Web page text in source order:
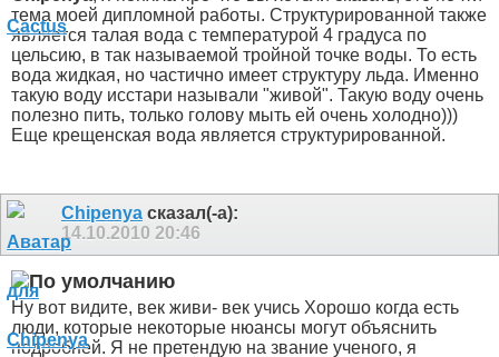
тема моей дипломной работы. Структурированной также
является талая вода с температурой 4 градуса по
цельсию, в так называемой тройной точке воды. То есть
вода жидкая, но частично имеет структуру льда. Именно
такую воду исстари называли "живой". Такую воду очень
полезно пить, только голову мыть ей очень холодно)))
Еще крещенская вода является структурированной.
Chipenya сказал(-а):
14.10.2010 20:46
Ну вот видите, век живи- век учись Хорошо когда есть
люди, которые некоторые нюансы могут объяснить
подробней. Я не претендую на звание ученого, я